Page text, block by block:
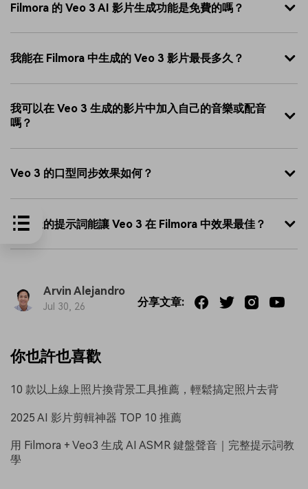
Filmora 的 Veo 3 AI 影片生成功能是免費的嗎？
我能在 Filmora 中生成的 Veo 3 影片最長多久？
我可以在 Veo 3 生成的影片中加入自己的音樂或配音
嗎？
Veo 3 的口型同步效果如何？
什麼樣的提示詞能讓 Veo 3 在 Filmora 中效果最佳？
Arvin Alejandro
Jul 30, 26 分享文章:
你也許也喜歡
10 款以上線上照片換背景工具推薦，輕鬆搞定照片去背
2025 AI 影片剪輯神器 TOP 10 推薦
用 Filmora + Veo3 生成 AI ASMR 鍵盤聲音｜完整提示詞教
學